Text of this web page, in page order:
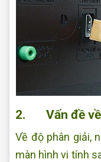
2. Vấn đề về
Về độ phân giải,
màn hình vi tính